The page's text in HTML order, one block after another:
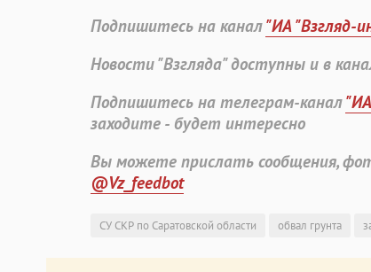
Подпишитесь на канал"ИА "Взгляд-
Новости "Взгляда" доступны и в
Подпишитесь на телеграм-канал
заходите - будет интересно
Вы можете прислать сообщения,
@Vz_feedbot
СУ СКР по Саратовской области обвал грунта